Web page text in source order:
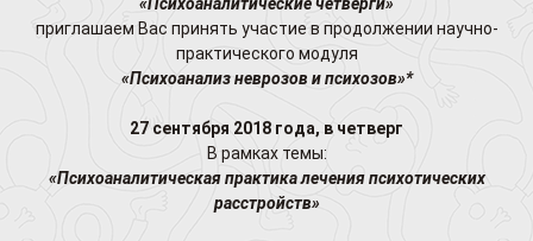
приглашаем Вас принять участие в продолжении научно-
практического модуля
«Психоанализ неврозов и психозов»*
27 сентября 2018 года, в четверг
В рамках темы:
«Психоаналитическая практика лечения психотических
расстройств»